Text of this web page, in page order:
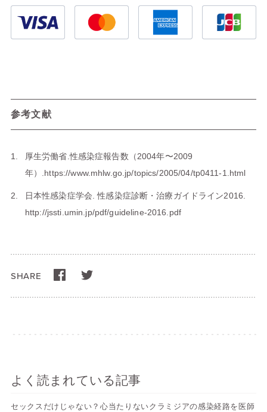
参考文献
厚生労働省.性感染症報告数（2004年〜2009
年）.https://www.mhlw.go.jp/topics/2005/04/tp0411-1.html
日本性感染症学会. 性感染症診断・治療ガイドライン2016.
http://jssti.umin.jp/pdf/guideline-2016.pdf
SHARE
よく読まれている記事
セックスだけじゃない？心当たりないクラミジアの感染経路を医師